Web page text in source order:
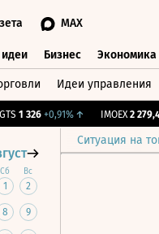
MAX
Бизнес Экономика
Идеи управления
1 326 +0,91%↑ IMOEX 2 279,43
Ситуация на
Сб Вс
1 2
8 9